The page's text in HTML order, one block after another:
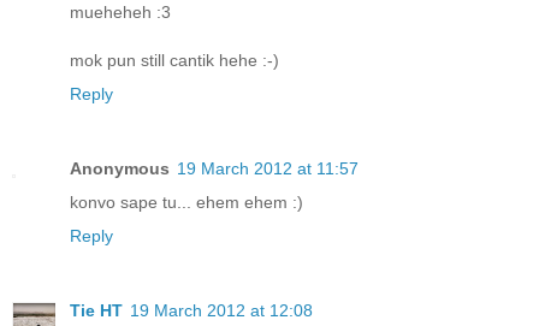
mueheheh :3
mok pun still cantik hehe :-)
Reply
Anonymous 19 March 2012 at 11:57
konvo sape tu... ehem ehem :)
Reply
Tie HT 19 March 2012 at 12:08